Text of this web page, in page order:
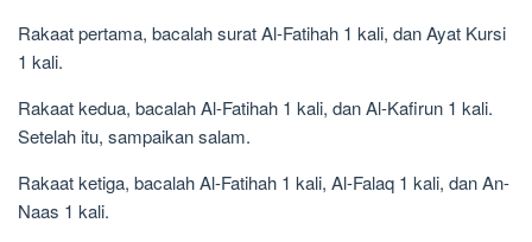
Rakaat pertama, bacalah surat Al-Fatihah 1 kali, dan Ayat Kursi
1 kali.
Rakaat kedua, bacalah Al-Fatihah 1 kali, dan Al-Kafirun 1 kali.
Setelah itu, sampaikan salam.
Rakaat ketiga, bacalah Al-Fatihah 1 kali, Al-Falaq 1 kali, dan An-
Naas 1 kali.